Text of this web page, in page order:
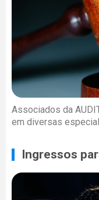
Associados da
em diversas
Ingressos